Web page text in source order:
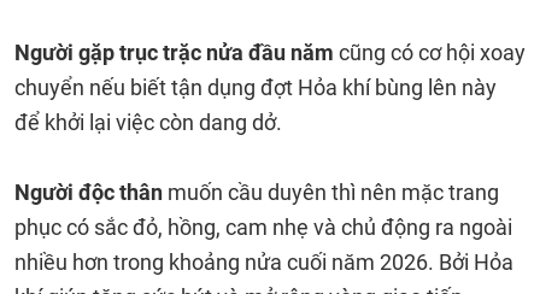
Người gặp trục trặc nửa đầu năm cũng có cơ hội xoay
chuyển nếu biết tận dụng đợt Hỏa khí bùng lên này
để khởi lại việc còn dang dở.
Người độc thân muốn cầu duyên thì nên mặc trang
phục có sắc đỏ, hồng, cam nhẹ và chủ động ra ngoài
nhiều hơn trong khoảng nửa cuối năm 2026. Bởi Hỏa